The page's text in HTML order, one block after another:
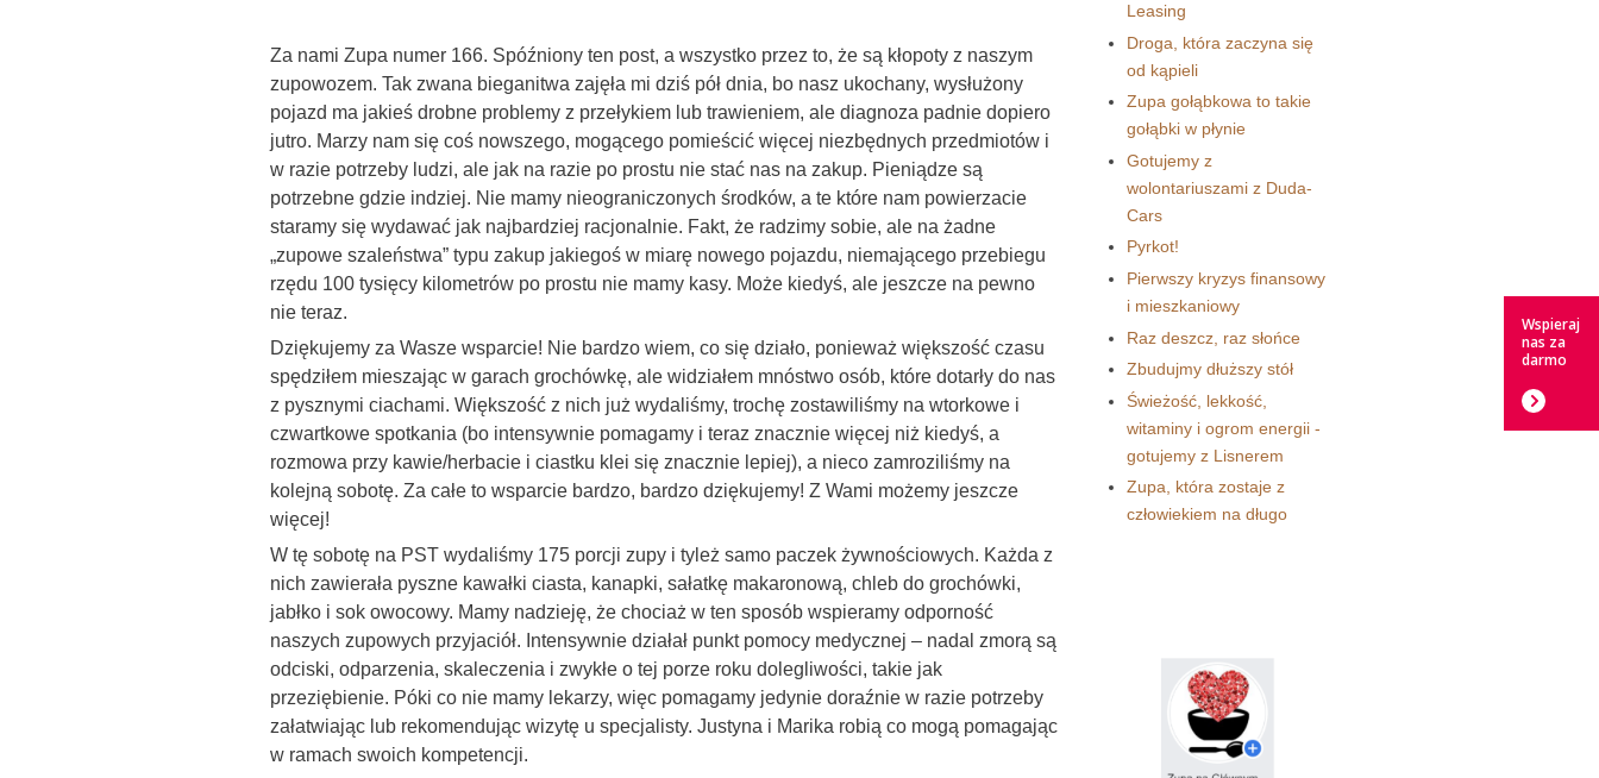
Za nami Zupa numer 166. Spóźniony ten post, a wszystko przez to, że są kłopoty z naszym
zupowozem. Tak zwana bieganitwa zajęła mi dziś pół dnia, bo nasz ukochany, wysłużony
pojazd ma jakieś drobne problemy z przełykiem lub trawieniem, ale diagnoza padnie dopiero
jutro. Marzy nam się coś nowszego, mogącego pomieścić więcej niezbędnych przedmiotów i
w razie potrzeby ludzi, ale jak na razie po prostu nie stać nas na zakup. Pieniądze są
potrzebne gdzie indziej. Nie mamy nieograniczonych środków, a te które nam powierzacie
staramy się wydawać jak najbardziej racjonalnie. Fakt, że radzimy sobie, ale na żadne
„zupowe szaleństwa” typu zakup jakiegoś w miarę nowego pojazdu, niemającego przebiegu
rzędu 100 tysięcy kilometrów po prostu nie mamy kasy. Może kiedyś, ale jeszcze na pewno
nie teraz.
Dziękujemy za Wasze wsparcie! Nie bardzo wiem, co się działo, ponieważ większość czasu
spędziłem mieszając w garach grochówkę, ale widziałem mnóstwo osób, które dotarły do nas
z pysznymi ciachami. Większość z nich już wydaliśmy, trochę zostawiliśmy na wtorkowe i
czwartkowe spotkania (bo intensywnie pomagamy i teraz znacznie więcej niż kiedyś, a
rozmowa przy kawie/herbacie i ciastku klei się znacznie lepiej), a nieco zamroziliśmy na
kolejną sobotę. Za całe to wsparcie bardzo, bardzo dziękujemy! Z Wami możemy jeszcze
więcej!
W tę sobotę na PST wydaliśmy 175 porcji zupy i tyleż samo paczek żywnościowych. Każda z
nich zawierała pyszne kawałki ciasta, kanapki, sałatkę makaronową, chleb do grochówki,
jabłko i sok owocowy. Mamy nadzieję, że chociaż w ten sposób wspieramy odporność
naszych zupowych przyjaciół. Intensywnie działał punkt pomocy medycznej – nadal zmorą są
odciski, odparzenia, skaleczenia i zwykłe o tej porze roku dolegliwości, takie jak
przeziębienie. Póki co nie mamy lekarzy, więc pomagamy jedynie doraźnie w razie potrzeby
załatwiając lub rekomendując wizytę u specjalisty. Justyna i Marika robią co mogą pomagając
w ramach swoich kompetencji.
Leasing
Droga, która zaczyna się
od kąpieli
Zupa gołąbkowa to takie
gołąbki w płynie
Gotujemy z
wolontariuszami z Duda-
Cars
Pyrkot!
Pierwszy kryzys finansowy
i mieszkaniowy
Raz deszcz, raz słońce
Zbudujmy dłuższy stół
Świeżość, lekkość,
witaminy i ogrom energii -
gotujemy z Lisnerem
Zupa, która zostaje z
człowiekiem na długo
Wspieraj
nas za
darmo